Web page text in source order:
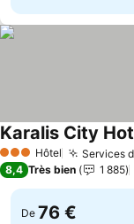
3 ÉtoilesHôtel Services
Karalis City
8,4 Très bien 1 885
De 76 €